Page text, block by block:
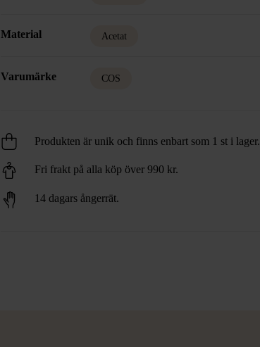
Material Acetat
Varumärke COS
Produkten är unik och finns enbart som 1 st i lager.
Fri frakt på alla köp över 990 kr.
14 dagars ångerrät.